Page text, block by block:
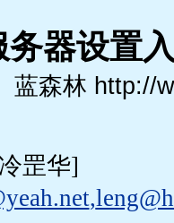
务器设置
蓝森林 http://
罡华]
,